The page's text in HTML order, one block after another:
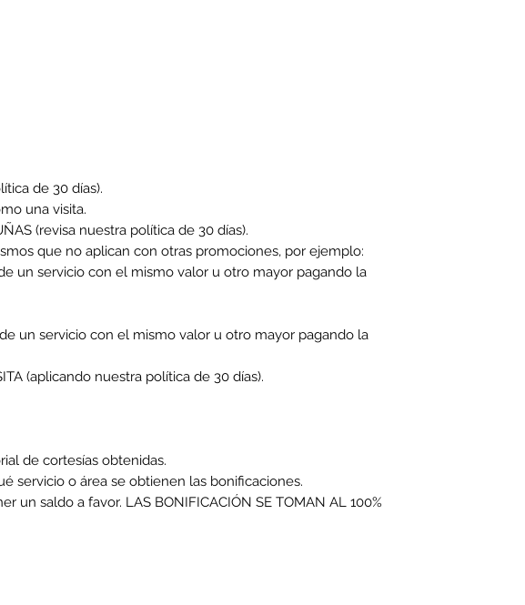
de 30 días).
una visita.
(revisa nuestra política de 30 días).
que no aplican con otras promociones, por ejemplo:
un servicio con el mismo valor u otro mayor pagando la
un servicio con el mismo valor u otro mayor pagando la
(aplicando nuestra política de 30 días).
de cortesías obtenidas.
servicio o área se obtienen las bonificaciones.
un saldo a favor. LAS BONIFICACIÓN SE TOMAN AL 100%